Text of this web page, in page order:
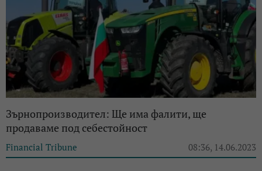
Зърнопроизводител: Ще има фалити, ще
продаваме под себестойност
Financial Tribune 08:36, 14.06.2023